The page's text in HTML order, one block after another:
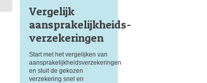
Vergelijk
aansprakelijkheids-
verzekeringen
Start met het vergelijken van
aansprakelijkheidsverzekeringen
en sluit de gekozen
verzekering snel en